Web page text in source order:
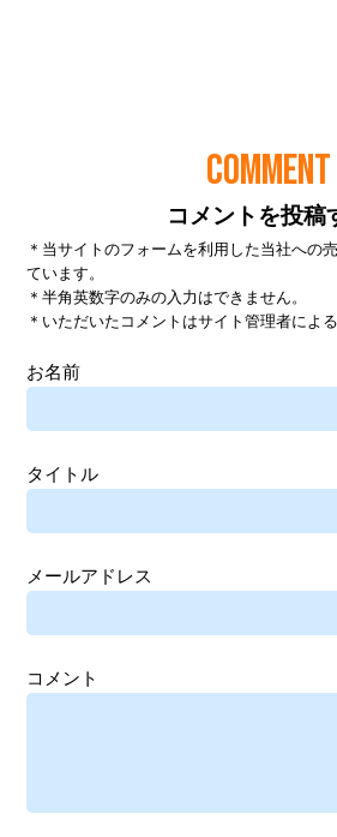
COMMENT
コメントを投稿
＊当サイトのフォームを利用した当社への
ています。
＊半角英数字のみの入力はできません。
＊いただいたコメントはサイト管理者によ
お名前
タイトル
メールアドレス
コメント